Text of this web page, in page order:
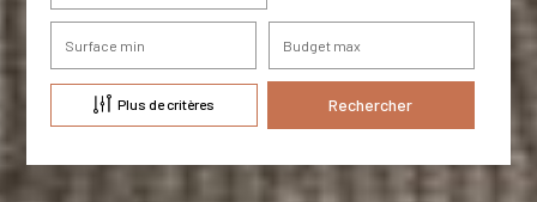
Surface min Budget max
Plus de critères